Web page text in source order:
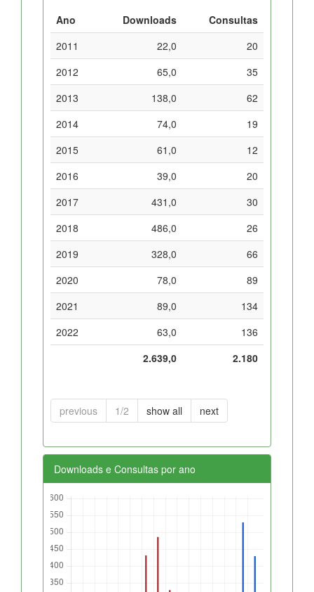
Ano Downloads
Consultas
2011
22,0
20
2012
65,0
35
2013
138,0
62
2014
74,0
19
2015
61,0
12
2016
39,0
20
2017
431,0
30
2018
486,0
26
2019
328,0
66
2020
78,0
89
2021
89,0
134
2022
63,0
136
2.639,0
2.180
previous 1/2 show all next
Downloads e Consultas por ano